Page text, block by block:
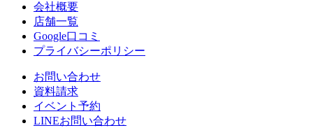
会社概要
店舗一覧
Google口コミ
プライバシーポリシー
お問い合わせ
資料請求
イベント予約
LINEお問い合わせ